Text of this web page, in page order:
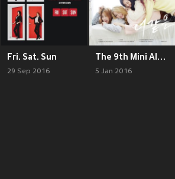
Fri. Sat. Sun
29 Sep 2016
The 9th Mini Album 'Naturalness'
5 Jan 2016